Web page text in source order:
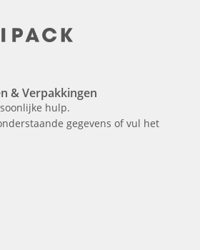
& Verpakkingen
hulp.
gegevens of vul het